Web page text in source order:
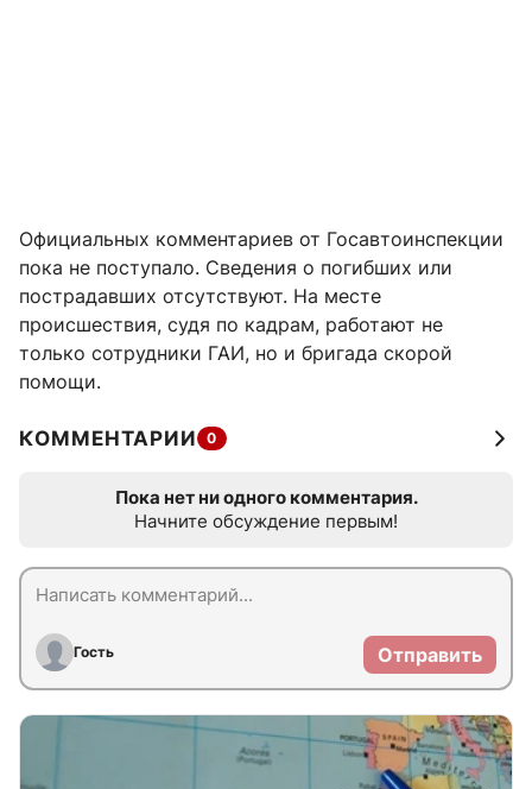
Официальных комментариев от Госавтоинспекции
пока не поступало. Сведения о погибших или
пострадавших отсутствуют. На месте
происшествия, судя по кадрам, работают не
только сотрудники ГАИ, но и бригада скорой
помощи.
КОММЕНТАРИИ 0
Пока нет ни одного комментария.
Начните обсуждение первым!
Гость Отправить